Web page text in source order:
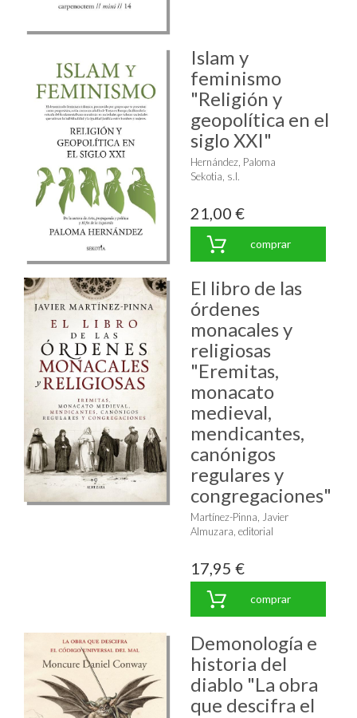
Islam y
feminismo
"Religión y
geopolítica en el
siglo XXI"
Hernández, Paloma
Sekotia, s.l.
21,00 €
comprar
El libro de las
órdenes
monacales y
religiosas
"Eremitas,
monacato
medieval,
mendicantes,
canónigos
regulares y
congregaciones"
Martínez-Pinna, Javier
Almuzara, editorial
17,95 €
comprar
Demonología e
historia del
diablo "La obra
que descifra el